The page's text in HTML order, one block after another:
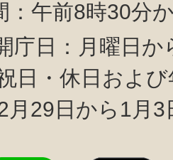
：午前8時30分
庁日：月曜日か
日・休日およ
月29日から1月